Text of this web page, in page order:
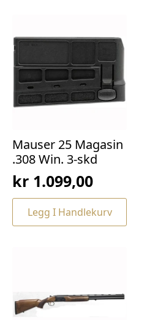
Mauser 25 Magasin
.308 Win. 3-skd
kr 1.099,00
Legg I Handlekurv